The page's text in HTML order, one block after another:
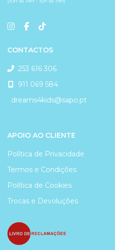
CONTACTOS
253 616 306
911 069 584
dreams4kids@sapo.pt
APOIO AO CLIENTE
Política de Privacidade
Termos e Condições
Política de Cookies
Trocas e Devoluções